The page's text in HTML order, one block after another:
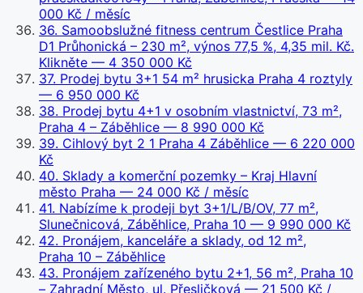
000 Kč / měsíc
36. Samoobslužné fitness centrum Čestlice Praha
D1 Průhonická – 230 m², výnos 77,5 %, 4,35 mil. Kč.
Klikněte — 4 350 000 Kč
37. Prodej bytu 3+1 54 m² hrusicka Praha 4 roztyly
— 6 950 000 Kč
38. Prodej bytu 4+1 v osobním vlastnictví, 73 m²,
Praha 4 – Záběhlice — 8 990 000 Kč
39. Cihlový byt 2 1 Praha 4 Záběhlice — 6 220 000
Kč
40. Sklady a komerční pozemky – Kraj Hlavní
město Praha — 24 000 Kč / měsíc
41. Nabízíme k prodeji byt 3+1/L/B/OV, 77 m²,
Slunečnicová, Záběhlice, Praha 10 — 9 990 000 Kč
42. Pronájem, kanceláře a sklady, od 12 m²,
Praha 10 – Záběhlice
43. Pronájem zařízeného bytu 2+1, 56 m², Praha 10
– Zahradní Město, ul. Přesličková — 21 500 Kč /